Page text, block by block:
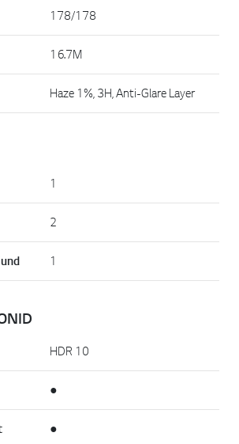
178/178
16.7M
Haze 1%, 3H, Anti-Glare Layer
1
2
1
HDR 10
●
●